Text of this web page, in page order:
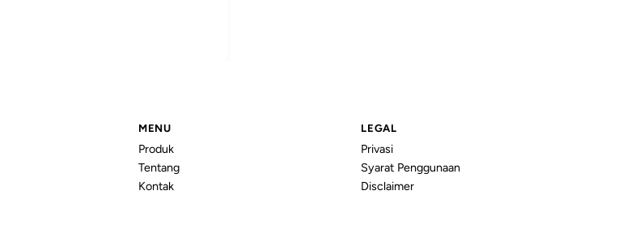
MENU
Produk
Tentang
Kontak
LEGAL
Privasi
Syarat Penggunaan
Disclaimer